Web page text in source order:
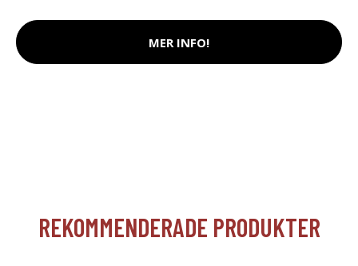
MER INFO!
REKOMMENDERADE PRODUKTER